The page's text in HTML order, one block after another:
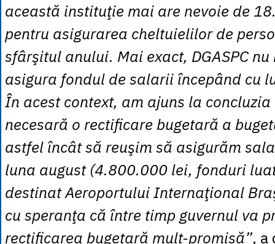
această instituţie mai are nevoie de
pentru asigurarea cheltuielilor de
sfârşitul anului. Mai exact, DGASPC
asigura fondul de salarii începând cu
În acest context, am ajuns la
necesară o rectificare bugetară a
astfel încât să reuşim să asigurăm
luna august (4.800.000 lei, fonduri
destinat Aeroportului Internaţional
cu speranţa că între timp guvernul va
rectificarea bugetară mult-promisă”, a